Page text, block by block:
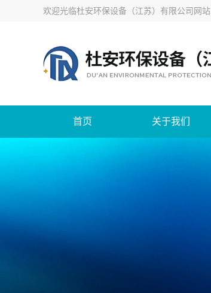
欢迎光临杜安环保设备（江苏）有限公司网站
首页 关于我们